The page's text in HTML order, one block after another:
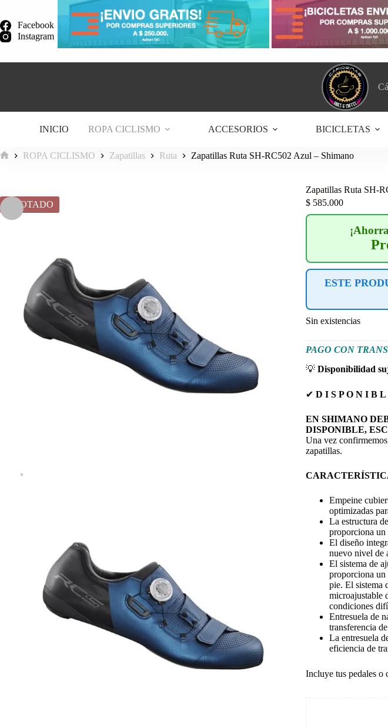
contenidoFacebook
Instagram
INICIO ROPA CICLISMO ACCESORIOS BICICLETAS
ROPA CICLISMO Zapatillas Ruta Zapatillas Ruta SH-RC502 Azul – Shimano
AGOTADO
Zapatillas Ruta SH-
$ 585.000
ESTE
Sin existencias
PAGO CON
💡 Disponibilidad
✔ D I S P O N I B L
EN SHIMANO
DISPONIBLE,
Una vez
zapatillas.
Empeine
optimizadas
La estructura
proporciona un
El diseño
nuevo nivel de
El sistema de
proporciona un
pie. El sistema
microajustable
condiciones
Entresuela de
transferencia
La entresuela
eficiencia de
Incluye tus pedales o